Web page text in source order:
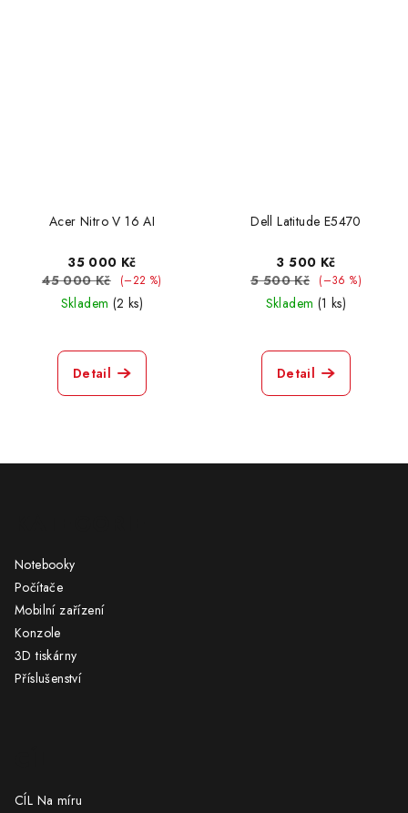
Acer Nitro V 16 AI
35 000 Kč
45 000 Kč
(–22 %)
Skladem (2 ks)
Detail
Dell Latitude E5470
3 500 Kč
5 500 Kč
(–36 %)
Skladem (1 ks)
Detail
Notebooky
Počítače
Mobilní zařízení
Konzole
3D tiskárny
Příslušenství
CÍL Na míru